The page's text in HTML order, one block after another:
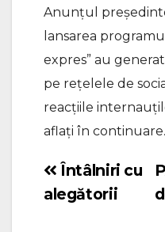
Anunțul
lansarea
expres” au
pe rețelele de
reacțiile
aflați în continuare.
Navigare
în
Întâlniri cu
alegătorii